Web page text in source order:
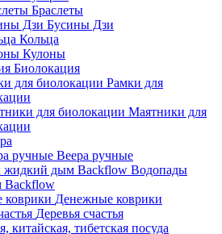
Браслеты
Бусины Дзи
Кольца
Кулоны
Биолокация
Рамки для
Маятники для
Веера ручные
Водопады
Денежные коврики
Деревья счастья